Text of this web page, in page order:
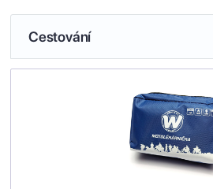
Cestování